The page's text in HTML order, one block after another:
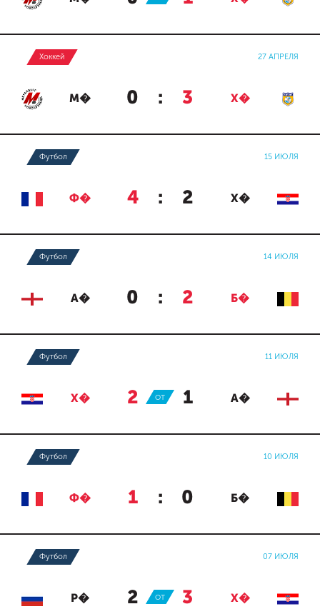
Хоккей 27 АПРЕЛЯ
М� 0 : 3 Х�
Футбол 15 ИЮЛЯ
Ф� 4 : 2 Х�
Футбол 14 ИЮЛЯ
А� 0 : 2 Б�
Футбол 11 ИЮЛЯ
Х� 2 : 1 А�
ОТ
Футбол 10 ИЮЛЯ
Ф� 1 : 0 Б�
Футбол 07 ИЮЛЯ
Р� 2 : 3 Х�
ОТ